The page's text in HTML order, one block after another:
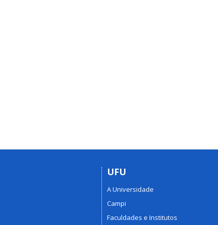
UFU
A Universidade
Campi
Faculdades e Institutos